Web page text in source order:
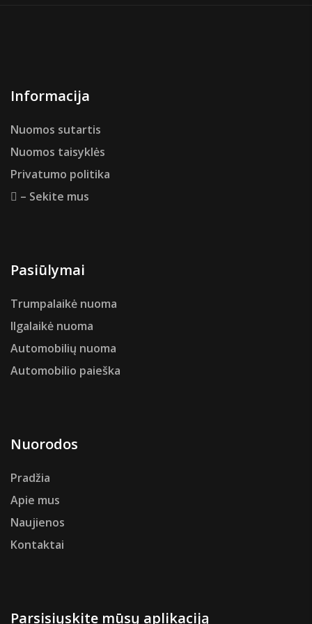
Informacija
Nuomos sutartis
Nuomos taisyklės
Privatumo politika
– Sekite mus
Pasiūlymai
Trumpalaikė nuoma
Ilgalaikė nuoma
Automobilių nuoma
Automobilio paieška
Nuorodos
Pradžia
Apie mus
Naujienos
Kontaktai
Parsisiųskite mūsų aplikaciją